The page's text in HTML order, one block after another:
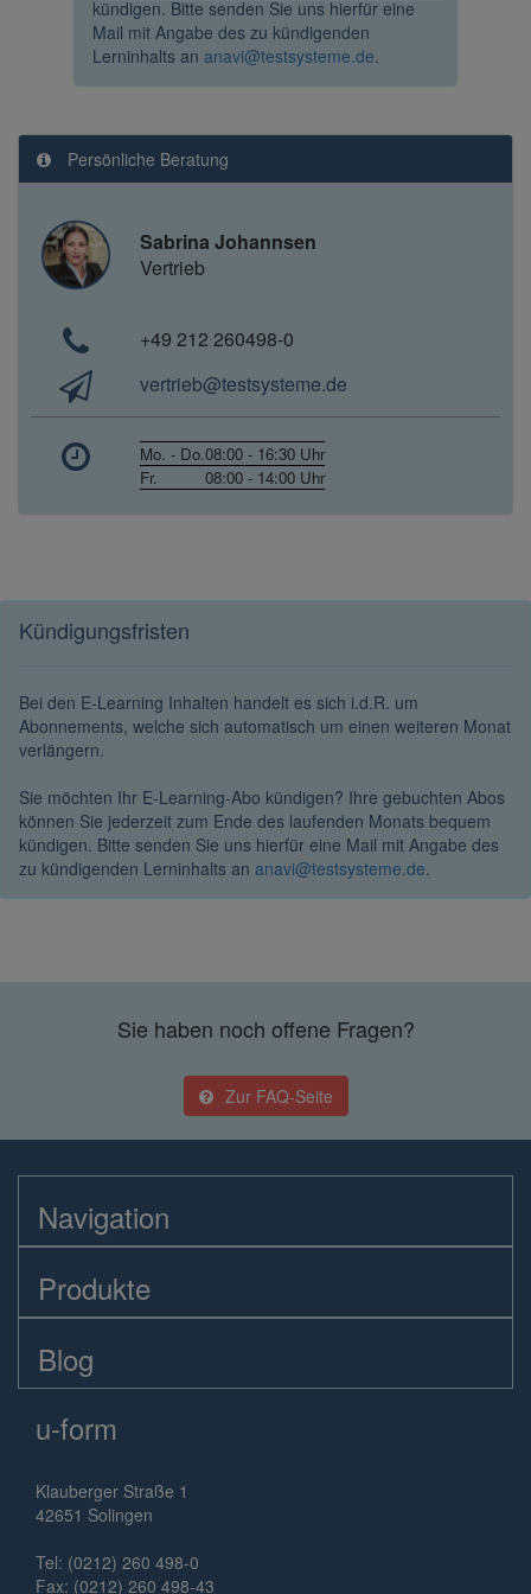
kündigen. Bitte senden Sie uns hierfür eine
Mail mit Angabe des zu kündigenden
Lerninhalts ananavi@testsysteme.de.
Persönliche Beratung
Sabrina Johannsen
Vertrieb
+49 212 260498-0
vertrieb@testsysteme.de
Mo. - Do.08:00 - 16:30 Uhr
Fr.
08:00 - 14:00 Uhr
Kündigungsfristen
Bei den E-Learning Inhalten handelt es sich i.d.R. um
Abonnements, welche sich automatisch um einen weiteren Monat
verlängern.
Sie möchten Ihr E-Learning-Abo kündigen? Ihre gebuchten Abos
können Sie jederzeit zum Ende des laufenden Monats bequem
kündigen. Bitte senden Sie uns hierfür eine Mail mit Angabe des
zu kündigenden Lerninhalts an anavi@testsysteme.de.
Sie haben noch offene Fragen?
Zur FAQ-Seite
Navigation
Produkte
Blog
u-form
Klauberger Straße 1
42651 Solingen
Tel: (0212) 260 498-0
Fax: (0212) 260 498-43